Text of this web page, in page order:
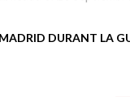
DURANT LA